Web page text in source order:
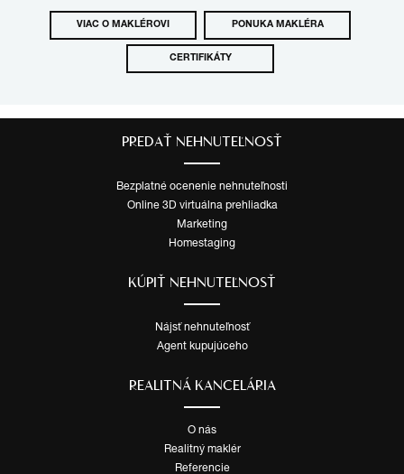
VIAC O MAKLÉROVI PONUKA MAKLÉRA
CERTIFIKÁTY
PREDAŤ NEHNUTEĽNOSŤ
Bezplatné ocenenie nehnuteľnosti
Online 3D virtuálna prehliadka
Marketing
Homestaging
KÚPIŤ NEHNUTEĽNOSŤ
Nájsť nehnuteľnosť
Agent kupujúceho
REALITNÁ KANCELÁRIA
O nás
Realitný maklér
Referencie